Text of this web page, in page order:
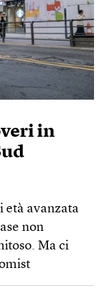
in
età avanzata
non
Ma ci